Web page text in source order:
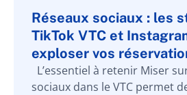
Réseaux sociaux : les
TikTok VTC et
exploser vos
L’essentiel à retenir Miser
sociaux dans le VTC permet